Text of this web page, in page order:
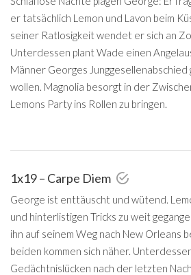
er tatsächlich Lemon und Lavon beim
seiner Ratlosigkeit wendet er sich an
Unterdessen plant Wade einen
Männer Georges
wollen. Magnolia besorgt in der
Lemons Party ins Rollen zu bringen.
1x19 – Carpe Diem
George ist enttäuscht und wütend.
und hinterlistigen Tricks zu weit
ihn auf seinem Weg nach New Orleans
beiden kommen sich näher.
Gedächtnislücken nach der letzten